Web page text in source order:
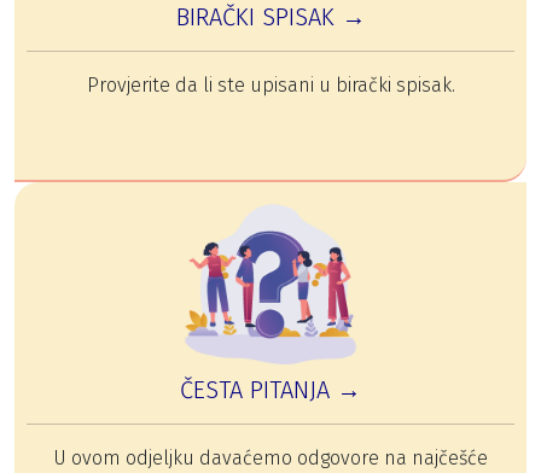
BIRAČKI SPISAK →
Provjerite da li ste upisani u birački spisak.
ČESTA PITANJA →
U ovom odjeljku davaćemo odgovore na najčešće